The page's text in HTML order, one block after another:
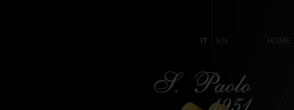
IT EN HOME